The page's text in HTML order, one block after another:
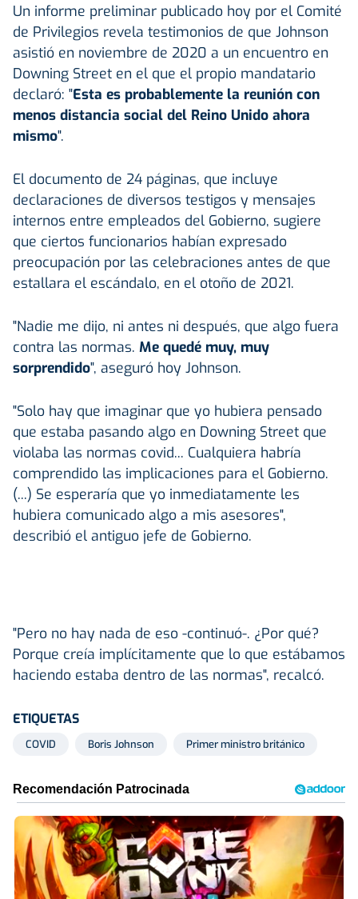
Un informe preliminar publicado hoy por el Comité
de Privilegios revela testimonios de que Johnson
asistió en noviembre de 2020 a un encuentro en
Downing Street en el que el propio mandatario
declaró: "Esta es probablemente la reunión con
menos distancia social del Reino Unido ahora
mismo".
El documento de 24 páginas, que incluye
declaraciones de diversos testigos y mensajes
internos entre empleados del Gobierno, sugiere
que ciertos funcionarios habían expresado
preocupación por las celebraciones antes de que
estallara el escándalo, en el otoño de 2021.
"Nadie me dijo, ni antes ni después, que algo fuera
contra las normas. Me quedé muy, muy
sorprendido", aseguró hoy Johnson.
"Solo hay que imaginar que yo hubiera pensado
que estaba pasando algo en Downing Street que
violaba las normas covid... Cualquiera habría
comprendido las implicaciones para el Gobierno.
(...) Se esperaría que yo inmediatamente les
hubiera comunicado algo a mis asesores",
describió el antiguo jefe de Gobierno.
"Pero no hay nada de eso -continuó-. ¿Por qué?
Porque creía implícitamente que lo que estábamos
haciendo estaba dentro de las normas", recalcó.
ETIQUETAS
COVID Boris Johnson Primer ministro británico